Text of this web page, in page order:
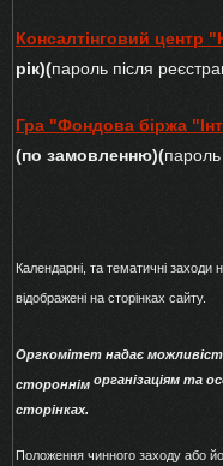
Консалтінговий центр
рік)(пароль після
Гра "Фондова біржа
(по замовленню)(пароль
Календарні, та тематичні заходи
відображені на сторінках сайту.
Оргкомітет надає
стороннім організаціям та
сторінках.
Положення чинного заходу або